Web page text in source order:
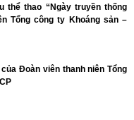
thể thao “Ngày truyền thống
Tổng công ty Khoáng sản –
Đoàn viên thanh niên Tổng